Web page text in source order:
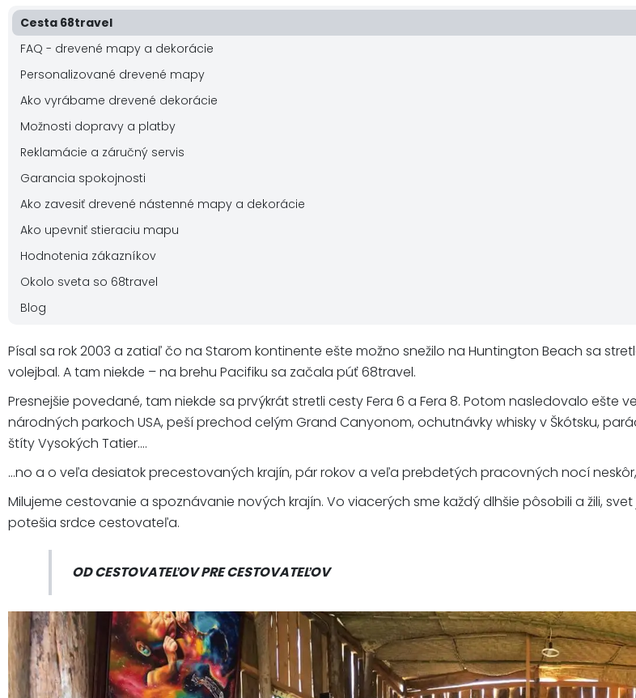
Cesta 68travel
FAQ - drevené mapy a dekorácie
Personalizované drevené mapy
Ako vyrábame drevené dekorácie
Možnosti dopravy a platby
Reklamácie a záručný servis
Garancia spokojnosti
Ako zavesiť drevené nástenné mapy a dekorácie
Ako upevniť stieraciu mapu
Hodnotenia zákazníkov
Okolo sveta so 68travel
Blog
Písal sa rok 2003 a zatiaľ čo na Starom kontinente ešte možno snežilo na Huntington Beach sa
volejbal. A tam niekde – na brehu Pacifiku sa začala púť 68travel.
Presnejšie povedané, tam niekde sa prvýkrát stretli cesty Fera 6 a Fera 8. Potom nasledovalo
národných parkoch USA, peší prechod celým Grand Canyonom, ochutnávky whisky v Škótsku,
štíty Vysokých Tatier....
...no a o veľa desiatok precestovaných krajín, pár rokov a veľa prebdetých pracovných nocí
Milujeme cestovanie a spoznávanie nových krajín. Vo viacerých sme každý dlhšie pôsobili a žili,
potešia srdce cestovateľa.
OD CESTOVATEĽOV PRE CESTOVATEĽOV